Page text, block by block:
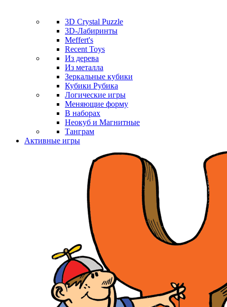
3D Crystal Puzzle
3D-Лабиринты
Meffert's
Recent Toys
Из дерева
Из металла
Зеркальные кубики
Кубики Рубика
Логические игры
Меняющие форму
В наборах
Неокуб и Магнитные
Танграм
Активные игры